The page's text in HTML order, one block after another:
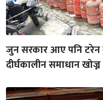
जुन सरकार आए पनि टरेन
दीर्घकालीन समाधान